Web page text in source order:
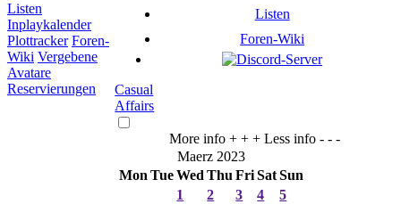
Listen
Inplaykalender
Plottracker Foren-
Wiki Vergebene
Avatare
Reservierungen
Listen
Foren-Wiki
Casual
Affairs
More info + + + Less info - - -
Maerz 2023
Mon TueWed Thu FriSatSun
1
2 3 4
5